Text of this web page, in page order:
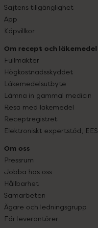
Sajtens tillgänglighet
App
Köpvillkor
Om recept och läkemedel
Fullmakter
Högkostnadsskyddet
Läkemedelsutbyte
Lämna in gammal medicin
Resa med läkemedel
Receptregistret
Elektroniskt expertstöd, EES
Om oss
Pressrum
Jobba hos oss
Hållbarhet
Samarbeten
Ägare och ledningsgrupp
För leverantörer